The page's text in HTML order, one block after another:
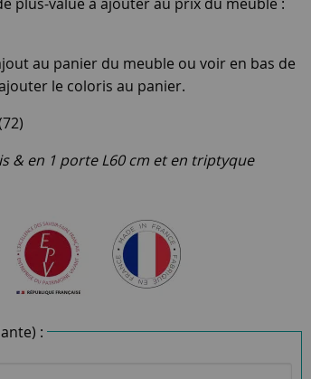
au panier du meuble ou voir en bas de
le coloris au panier.
& en 1 porte L60 cm et en triptyque
: